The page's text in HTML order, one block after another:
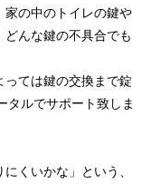
家の中のトイレの鍵や
んな鍵の不具合でも
ては鍵の交換まで錠
タルでサポート致しま
くいかな」という、